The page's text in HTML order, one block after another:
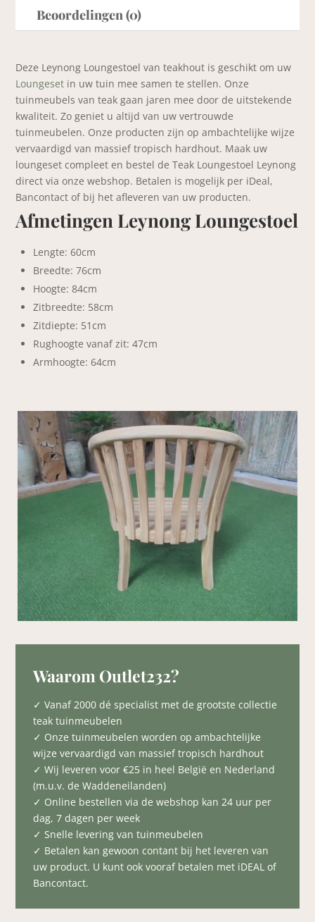
Beoordelingen (0)
Deze Leynong Loungestoel van teakhout is geschikt om uw
Loungeset in uw tuin mee samen te stellen. Onze
tuinmeubels van teak gaan jaren mee door de uitstekende
kwaliteit. Zo geniet u altijd van uw vertrouwde
tuinmeubelen. Onze producten zijn op ambachtelijke wijze
vervaardigd van massief tropisch hardhout. Maak uw
loungeset compleet en bestel de Teak Loungestoel Leynong
direct via onze webshop. Betalen is mogelijk per iDeal,
Bancontact of bij het afleveren van uw producten.
Afmetingen Leynong Loungestoel
Lengte: 60cm
Breedte: 76cm
Hoogte: 84cm
Zitbreedte: 58cm
Zitdiepte: 51cm
Rughoogte vanaf zit: 47cm
Armhoogte: 64cm
Waarom Outlet232?
✓ Vanaf 2000 dé specialist met de grootste collectie
teak tuinmeubelen
✓ Onze tuinmeubelen worden op ambachtelijke
wijze vervaardigd van massief tropisch hardhout
✓ Wij leveren voor €25 in heel België en Nederland
(m.u.v. de Waddeneilanden)
✓ Online bestellen via de webshop kan 24 uur per
dag, 7 dagen per week
✓ Snelle levering van tuinmeubelen
✓ Betalen kan gewoon contant bij het leveren van
uw product. U kunt ook vooraf betalen met iDEAL of
Bancontact.